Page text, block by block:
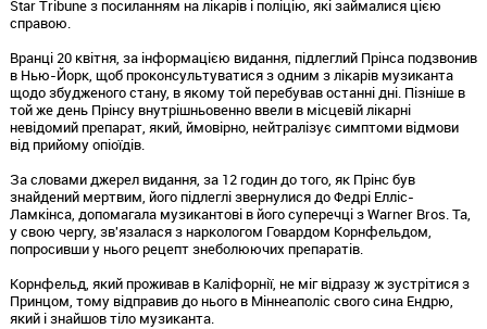
Star Tribune з посиланням на лікарів і поліцію, які займалися цією
справою.
Вранці 20 квітня, за інформацією видання, підлеглий Прінса подзвонив
в Нью-Йорк, щоб проконсультуватися з одним з лікарів музиканта
щодо збудженого стану, в якому той перебував останні дні. Пізніше в
той же день Прінсу внутрішньовенно ввели в місцевій лікарні
невідомий препарат, який, ймовірно, нейтралізує симптоми відмови
від прийому опіоїдів.
За словами джерел видання, за 12 годин до того, як Прінс був
знайдений мертвим, його підлеглі звернулися до Федрі Елліс-
Ламкінса, допомагала музикантові в його суперечці з Warner Bros. Та,
у свою чергу, зв'язалася з наркологом Говардом Корнфельдом,
попросивши у нього рецепт знеболюючих препаратів.
Корнфельд, який проживав в Каліфорнії, не міг відразу ж зустрітися з
Принцом, тому відправив до нього в Міннеаполіс свого сина Ендрю,
який і знайшов тіло музиканта.